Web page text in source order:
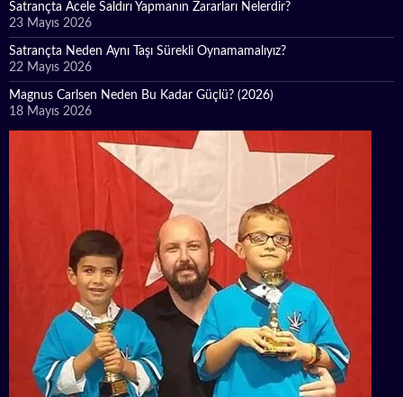
Satrançta Acele Saldırı Yapmanın Zararları Nelerdir?
23 Mayıs 2026
Satrançta Neden Aynı Taşı Sürekli Oynamamalıyız?
22 Mayıs 2026
Magnus Carlsen Neden Bu Kadar Güçlü? (2026)
18 Mayıs 2026